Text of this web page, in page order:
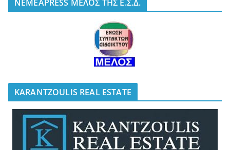
NEMEAPRESS ΜΕΛΟΣ ΤΗΣ Ε.Σ.Δ.
KARANTZOULIS REAL ESTATE